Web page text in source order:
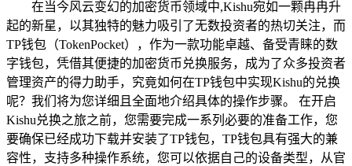
在当今风云变幻的加密货币领域中,Kishu宛如一颗冉冉升
起的新星，以其独特的魅力吸引了无数投资者的热切关注，而
TP钱包（TokenPocket），作为一款功能卓越、备受青睐的数
字钱包，凭借其便捷的加密货币兑换服务，成为了众多投资者
管理资产的得力助手，究竟如何在TP钱包中实现Kishu的兑换
呢？我们将为您详细且全面地介绍具体的操作步骤。 在开启
Kishu兑换之旅之前，您需要完成一系列必要的准备工作，您
要确保已经成功下载并安装了TP钱包，TP钱包具有强大的兼
容性，支持多种操作系统，您可以依据自己的设备类型，从官